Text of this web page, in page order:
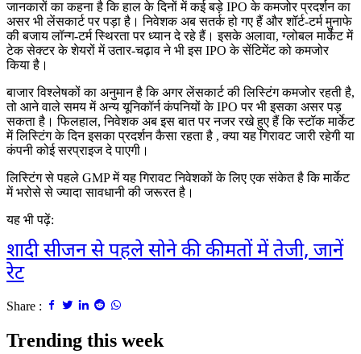
जानकारों का कहना है कि हाल के दिनों में कई बड़े IPO के कमजोर प्रदर्शन का
असर भी लेंसकार्ट पर पड़ा है। निवेशक अब सतर्क हो गए हैं और शॉर्ट-टर्म मुनाफे
की बजाय लॉन्ग-टर्म स्थिरता पर ध्यान दे रहे हैं। इसके अलावा, ग्लोबल मार्केट में
टेक सेक्टर के शेयरों में उतार-चढ़ाव ने भी इस IPO के सेंटिमेंट को कमजोर
किया है।
बाजार विश्लेषकों का अनुमान है कि अगर लेंसकार्ट की लिस्टिंग कमजोर रहती है,
तो आने वाले समय में अन्य यूनिकॉर्न कंपनियों के IPO पर भी इसका असर पड़
सकता है। फिलहाल, निवेशक अब इस बात पर नजर रखे हुए हैं कि स्टॉक मार्केट
में लिस्टिंग के दिन इसका प्रदर्शन कैसा रहता है , क्या यह गिरावट जारी रहेगी या
कंपनी कोई सरप्राइज दे पाएगी।
लिस्टिंग से पहले GMP में यह गिरावट निवेशकों के लिए एक संकेत है कि मार्केट
में भरोसे से ज्यादा सावधानी की जरूरत है।
यह भी पढ़ें:
शादी सीजन से पहले सोने की कीमतों में तेजी, जानें
रेट
Share :
Trending this week